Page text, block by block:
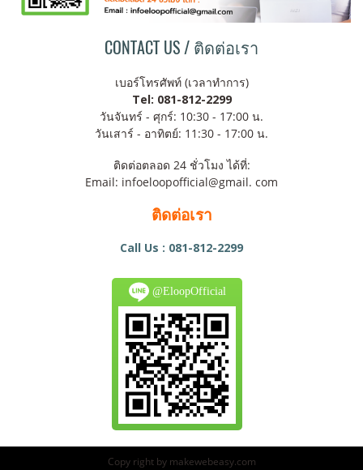
CONTACT US / ติดต่อเรา
เบอร์โทรศัพท์ (เวลาทำการ)
Tel: 081-812-2299
วันจันทร์ - ศุกร์: 10:30 - 17:00 น.
วันเสาร์ - อาทิตย์: 11:30 - 17:00 น.
ติดต่อตลอด 24 ชั่วโมง ได้ที่:
Email: infoeloopofficial@gmail. com
ติดต่อเรา
Call Us : 081-812-2299
@EloopOfficial
Copy right by makewebeasy.com